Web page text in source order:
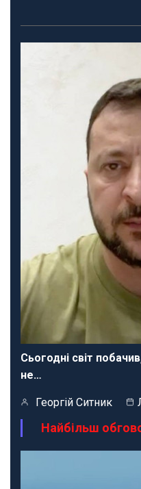
Сьогодні світ
не…
Георгій Ситник
Найбільш